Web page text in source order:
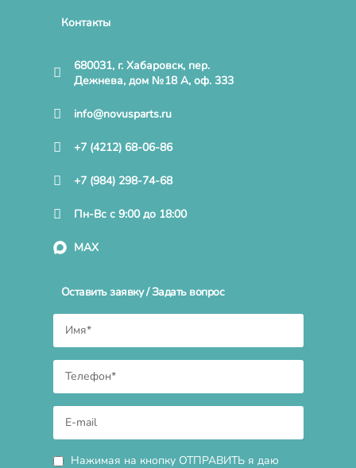
Контакты
680031, г. Хабаровск, пер.
Дежнева, дом №18 А, оф. 333
info@novusparts.ru
+7 (4212) 68-06-86
+7 (984) 298-74-68
Пн-Вс с 9:00 до 18:00
MAX
Оставить заявку / Задать вопрос
Нажимая на кнопку ОТПРАВИТЬ я даю